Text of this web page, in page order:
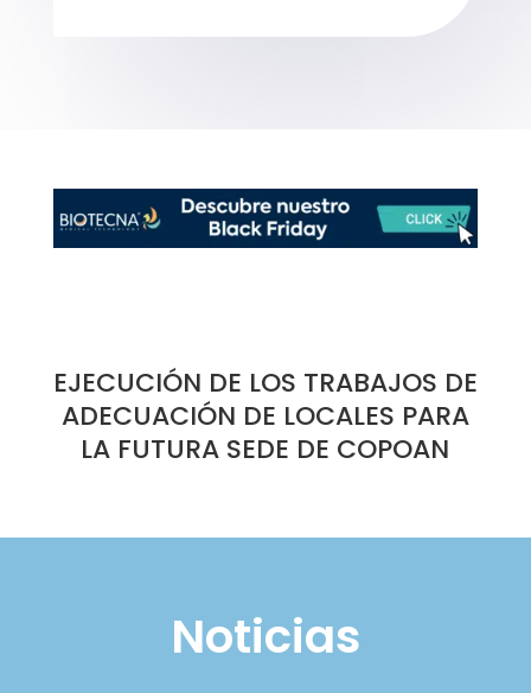
EJECUCIÓN DE LOS TRABAJOS DE
ADECUACIÓN DE LOCALES PARA
LA FUTURA SEDE DE COPOAN
Noticias